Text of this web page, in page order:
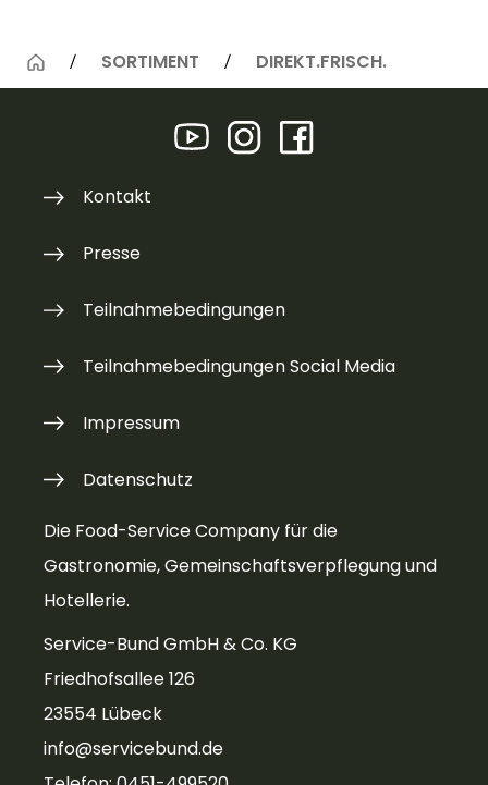
SORTIMENT DIREKT.FRISCH.
Die Food-Service Company für die
Gastronomie, Gemeinschaftsverpflegung und
Hotellerie.
Service-Bund GmbH & Co. KG
Friedhofsallee 126
23554 Lübeck
info@servicebund.de
Kontakt
Presse
Teilnahmebedingungen
Teilnahmebedingungen Social Media
Impressum
Datenschutz